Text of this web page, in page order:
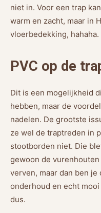
niet in. Voor een trap
warm en zacht, maar in
vloerbedekking, hahaha.
PVC op de
Dit is een mogelijkheid
hebben, maar de
nadelen. De grootste
ze wel de traptreden in
stootborden niet. Die
gewoon de vurenhouten
verven, maar dan ben
onderhoud en echt
dus.